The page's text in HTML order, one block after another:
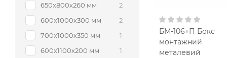
650х800х260 мм
2
600х1000х300 мм
2
700х1000х350 мм
1
600х1100х200 мм
1
БМ-106+П Бокс
монтажний
металевий